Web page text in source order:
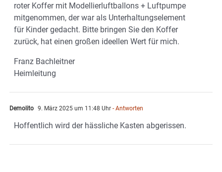
roter Koffer mit Modellierluftballons + Luftpumpe
mitgenommen, der war als Unterhaltungselement
für Kinder gedacht. Bitte bringen Sie den Koffer
zurück, hat einen großen ideellen Wert für mich.
Franz Bachleitner
Heimleitung
Demolito 9. März 2025 um 11:48 Uhr - Antworten
Hoffentlich wird der hässliche Kasten abgerissen.